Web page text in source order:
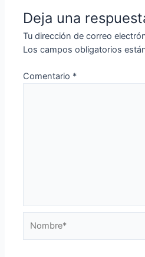
Deja una
Tu dirección de correo
Los campos obligatorios
Comentario *